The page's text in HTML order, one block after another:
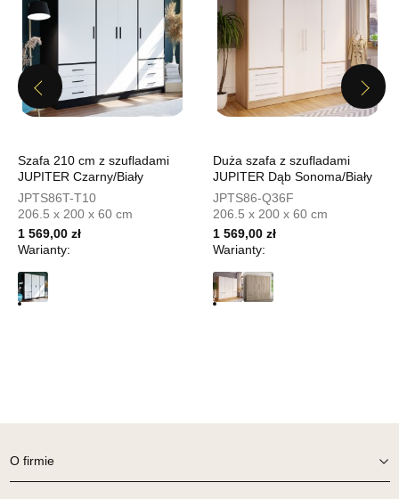
SALON MEBLOWY MEBLOSTYL
Salon meblowy
UL.PIONIERÓW 44
66-600 KROSNO ODRZAŃSKIE
Adres e-mail:meblostyl01@op.pl
Godziny otwarcia
Pn-Pt: 09:00-17:00, Sb: 09:00-14:00
1 499,00 zł
Adres e-mail:orion@wphw.pl
Pn-Pt: 10:00-18:00, Sb: 10:00-14:00
Previous
Szafa 210 cm z szufladami
JUPITER Czarny/Biały
JPTS86T-T10
206.5 x 200 x 60 cm
1 569,00 zł
Warianty:
Duża szafa z szufladami
JUPITER Dąb Sonoma/Biały
JPTS86-Q36F
206.5 x 200 x 60 cm
1 569,00 zł
Warianty:
Next
O firmie